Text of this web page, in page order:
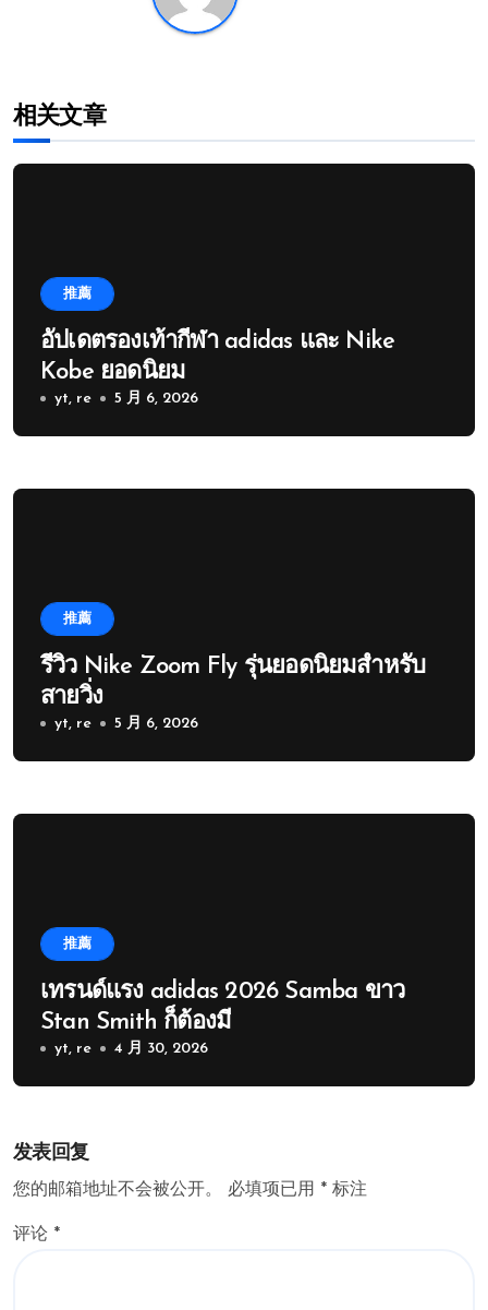
相关文章
推薦
อัปเดตรองเท้ากีฬา adidas และ Nike
Kobe ยอดนิยม
yt, re 5 月 6, 2026
推薦
รีวิว Nike Zoom Fly รุ่นยอดนิยมสำหรับ
สายวิ่ง
yt, re 5 月 6, 2026
推薦
เทรนด์แรง adidas 2026 Samba ขาว
Stan Smith ก็ต้องมี
yt, re 4 月 30, 2026
发表回复
您的邮箱地址不会被公开。 必填项已用 * 标注
评论 *